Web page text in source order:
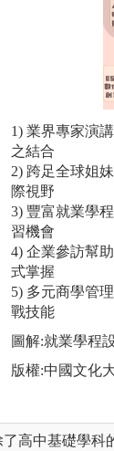
1) 業界專家演
之結合
2) 跨足全球姐
際視野
3) 豐富就業學
習機會
4) 企業參訪幫
式掌握
5) 多元商學管
戰技能
圖解:就業學程
版權:中國文化
高中基礎學科